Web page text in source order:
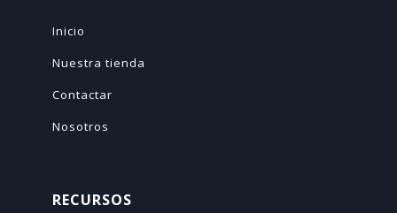
Inicio
Nuestra tienda
Contactar
Nosotros
RECURSOS